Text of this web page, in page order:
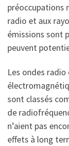
préoccupations
radio et aux
émissions sont
peuvent
Les ondes
sont classés
de
n’aient pas
effets à long